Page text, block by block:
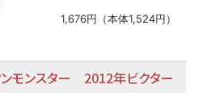
1,676円（本体1,524円）
モンスター 2012年ビクター